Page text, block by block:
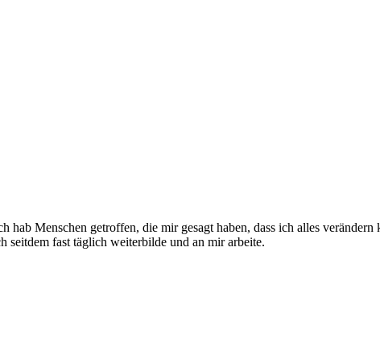
Menschen getroffen, die mir gesagt haben, dass ich alles verändern
seitdem fast täglich weiterbilde und an mir arbeite.